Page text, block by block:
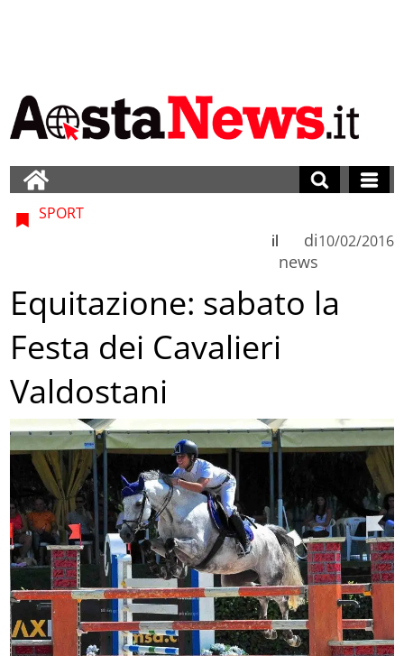
SPORT
di
news
il 10/02/2016
Equitazione: sabato la
Festa dei Cavalieri
Valdostani